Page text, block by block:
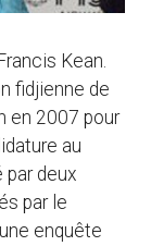
Kean.
fidjienne de
en 2007 pour
au
par deux
par le
enquête